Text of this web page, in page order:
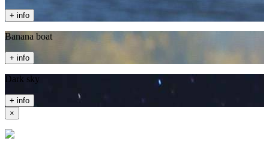
+ info
Banana boat
+ info
Dark sky
+ info
×